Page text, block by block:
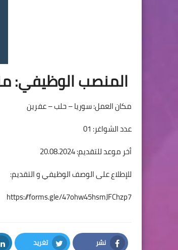
المنصب الوظيفي:
مكان العمل: سوريا – حلب – عفرين
عدد الشواغر: 01
أخر موعد للتقديم: 20.08.2024
للإطلاع على الوصف الوظيفي و التقديم:
https://forms.gle/47ohw45hsmJFChzp7
نشر تغريد